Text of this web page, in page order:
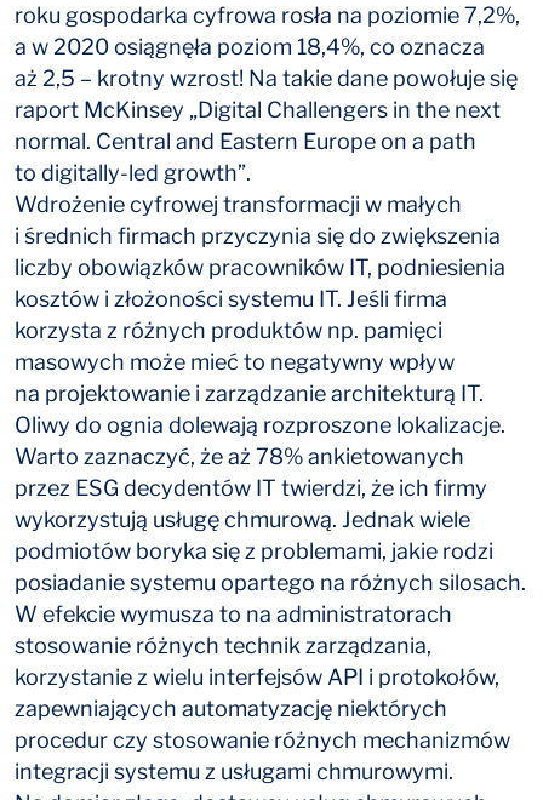
roku gospodarka cyfrowa rosła na poziomie 7,2%,
a w 2020 osiągnęła poziom 18,4%, co oznacza
aż 2,5 – krotny wzrost! Na takie dane powołuje się
raport McKinsey „Digital Challengers in the next
normal. Central and Eastern Europe on a path
to digitally-led growth”.
Wdrożenie cyfrowej transformacji w małych
i średnich firmach przyczynia się do zwiększenia
liczby obowiązków pracowników IT, podniesienia
kosztów i złożoności systemu IT. Jeśli firma
korzysta z różnych produktów np. pamięci
masowych może mieć to negatywny wpływ
na projektowanie i zarządzanie architekturą IT.
Oliwy do ognia dolewają rozproszone lokalizacje.
Warto zaznaczyć, że aż 78% ankietowanych
przez ESG decydentów IT twierdzi, że ich firmy
wykorzystują usługę chmurową. Jednak wiele
podmiotów boryka się z problemami, jakie rodzi
posiadanie systemu opartego na różnych silosach.
W efekcie wymusza to na administratorach
stosowanie różnych technik zarządzania,
korzystanie z wielu interfejsów API i protokołów,
zapewniających automatyzację niektórych
procedur czy stosowanie różnych mechanizmów
integracji systemu z usługami chmurowymi.